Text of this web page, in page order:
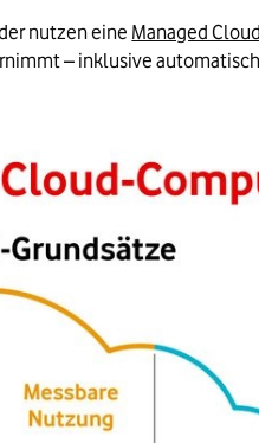
nutzen eine Managed
– inklusive